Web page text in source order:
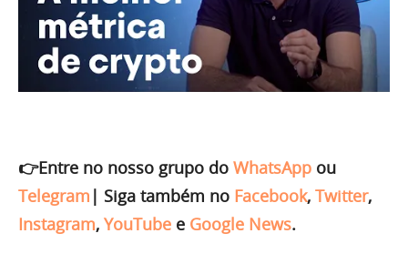
👉Entre no nosso grupo do WhatsApp ou
Telegram | Siga também no Facebook, Twitter,
Instagram, YouTube e Google News.